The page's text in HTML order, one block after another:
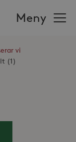
Meny
vi
(1)